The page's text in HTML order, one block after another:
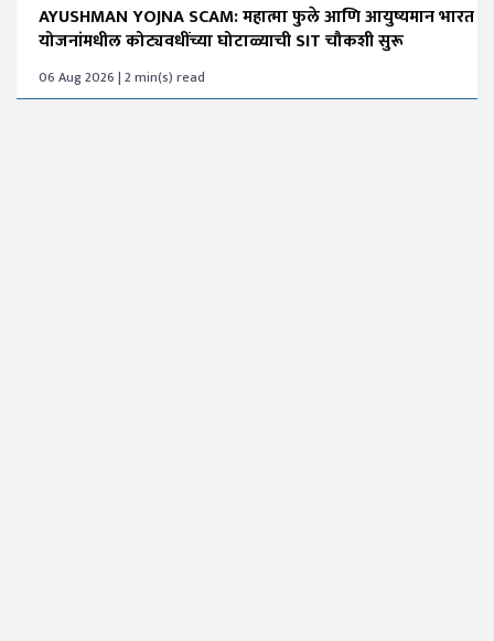
AYUSHMAN YOJNA SCAM: महात्मा फुले आणि आयुष्यमान भारत
योजनांमधील कोट्यवधींच्या घोटाळ्याची SIT चौकशी सुरू
06 Aug 2026 | 2 min(s) read